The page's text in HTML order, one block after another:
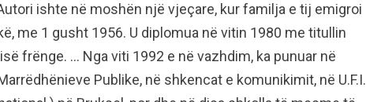
ishte në moshën një vjeçare, kur familja e tij emigroi
me 1 gusht 1956. U diplomua në vitin 1980 me titullin
frënge. … Nga viti 1992 e në vazhdim, ka punuar në
Publike, në shkencat e komunikimit, në U.F.I.